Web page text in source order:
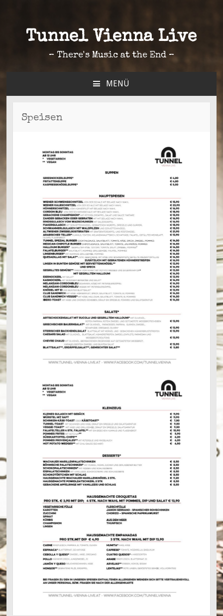
Tunnel Vienna Live
– There's Music at the End –
MENÜ
SPRINGEN
Speisen